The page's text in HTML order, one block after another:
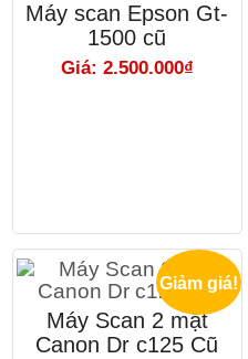
Máy scan Epson Gt-
1500 cũ
Giá: 2.500.000₫
Giảm giá!
Máy Scan 2 mặt
Canon Dr c125 Cũ